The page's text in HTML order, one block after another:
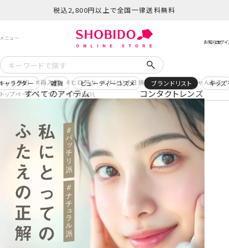
税込2,800円以上で全国一律送料無料
予約 再入荷 ヒロアカ サンリオ日焼け コスメヲタちゃんねる
すべてのアイテム コンタクトレンズ
ャラクター 雑貨 ビューティーコスメ ブランドリスト キッズ
トップページ ブランド TWOOL